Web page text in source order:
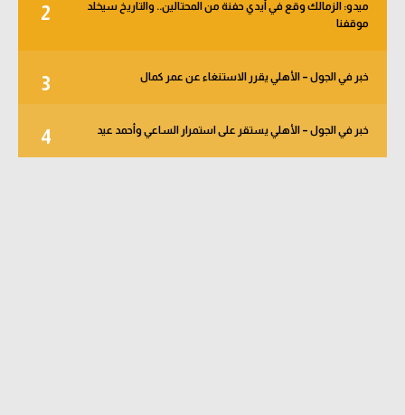
2
ميدو: الزمالك وقع في أيدي حفنة من المحتالين.. والتاريخ سيخلد
موقفنا
3 خبر في الجول – الأهلي يقرر الاستنغاء عن عمر كمال
4 خبر في الجول – الأهلي يستقر على استمرار الساعي وأحمد عيد